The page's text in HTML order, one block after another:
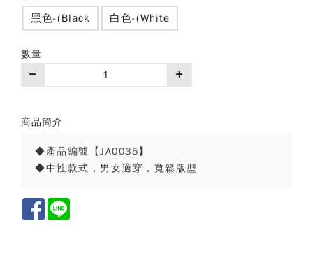
黑色-(Black 白色-(White
數量
商品簡介
◆產品編號【JA0035】
◆中性款式，男女適穿，寬鬆版型
Facebook